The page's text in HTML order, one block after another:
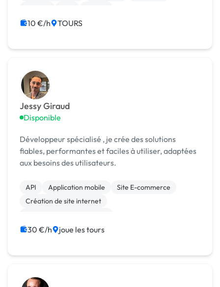
10 €/h TOURS
Jessy Giraud
Disponible
Développeur spécialisé , je crée des solutions
fiables, performantes et faciles à utiliser, adaptées
aux besoins des utilisateurs.
API Application mobile
Site E-commerce
Création de site internet
Migration ou refonte de site
30 €/h joue les tours